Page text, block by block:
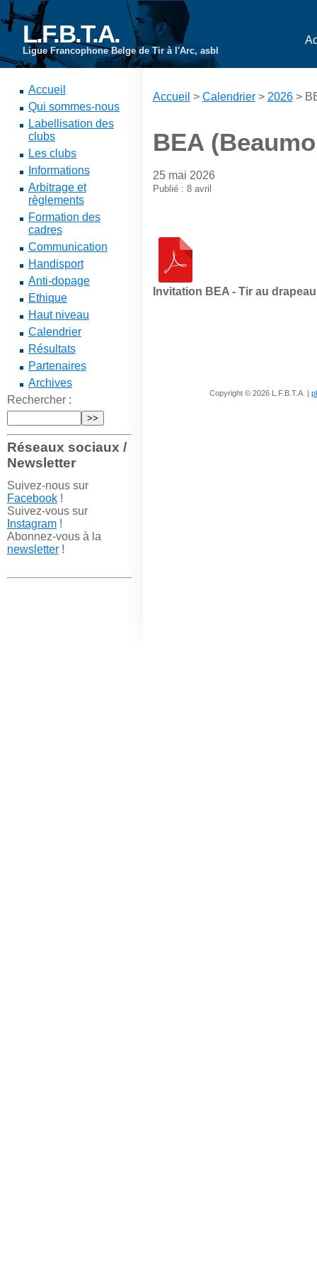
L.F.B.T.A.
Ligue Francophone Belge de Tir à l'Arc, asbl
Accueil
Qui sommes-nous
Labellisation des
clubs
Les clubs
Informations
Arbitrage et
règlements
Formation des
cadres
Communication
Handisport
Anti-dopage
Ethique
Haut niveau
Calendrier
Résultats
Partenaires
Archives
Rechercher :
Réseaux sociaux /
Newsletter
Suivez-nous sur
Facebook!
Suivez-vous sur
Instagram!
Abonnez-vous à la
newsletter!
Accueil > Calendrier> 2026>
BEA
25 mai 2026
Publié : 8 avril
Invitation BEA - Tir au drapeau
Copyright © 2026 L.F.B.T.A. |